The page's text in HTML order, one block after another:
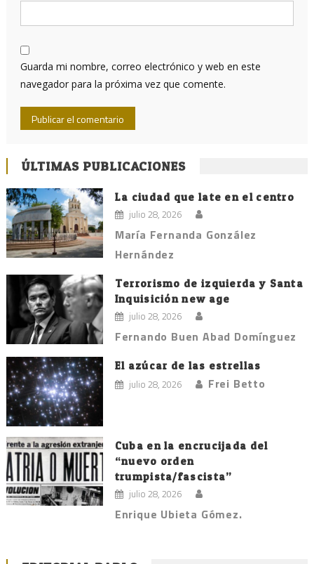
Guarda mi nombre, correo electrónico y web en este
navegador para la próxima vez que comente.
ÚLTIMAS PUBLICACIONES
La ciudad que late en el centro
julio 28, 2026
María Fernanda González
Hernández
Terrorismo de izquierda y Santa
Inquisición new age
julio 28, 2026
Fernando Buen Abad Domínguez
El azúcar de las estrellas
julio 28, 2026 Frei Betto
Cuba en la encrucijada del
“nuevo orden
trumpista/fascista”
julio 28, 2026
Enrique Ubieta Gómez.